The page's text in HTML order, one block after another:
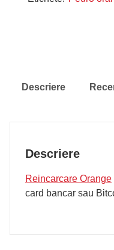
Descriere
Descriere
Reincarcare Orange
card bancar sau